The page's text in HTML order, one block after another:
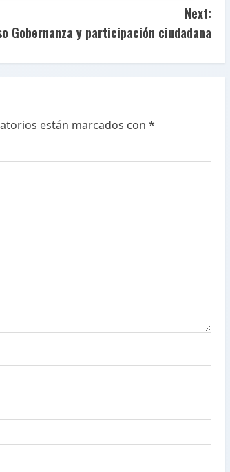
Next:
Gobernanza y participación ciudadana
están marcados con *